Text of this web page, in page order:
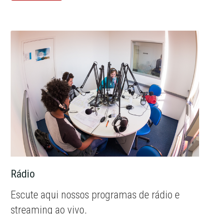
Rádio
Escute aqui nossos programas de rádio e
streaming ao vivo.